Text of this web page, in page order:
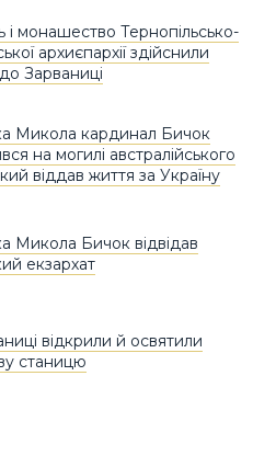
і монашество Тернопільсько-
архиєпархії здійснили
Зарваниці
Микола кардинал Бичок
на могилі австралійського
віддав життя за Україну
Микола Бичок відвідав
екзархат
відкрили й освятили
станицю